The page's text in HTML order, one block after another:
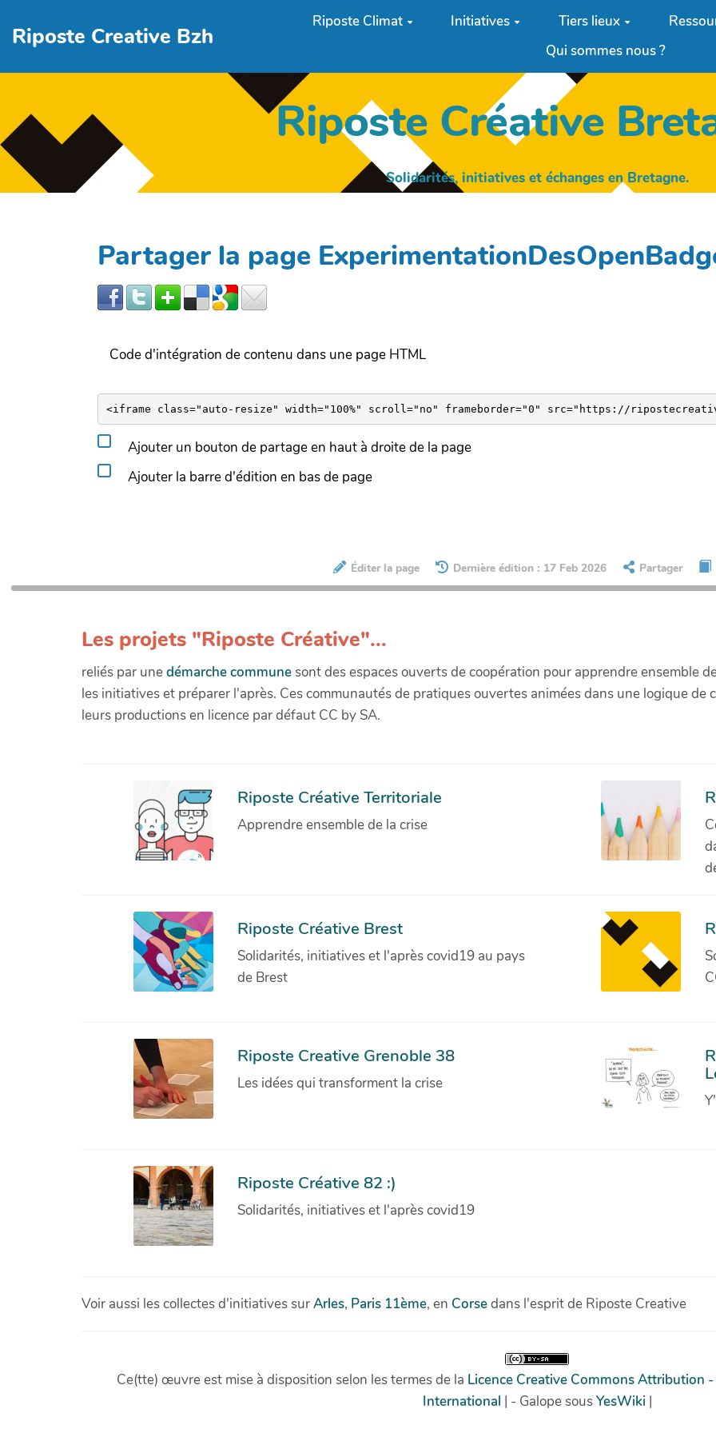
Riposte Creative Bzh
Riposte Climat Initiatives Tiers lieux
Qui sommes nous ?
Riposte Créative
Solidarités, initiatives et échanges en Bretagne.
Partager la page
Code d'intégration de contenu dans une page HTML
Ajouter un bouton de partage en haut à droite de la page
Ajouter la barre d'édition en bas de page
Éditer la page Dernière édition : 17 Feb 2026 Partager